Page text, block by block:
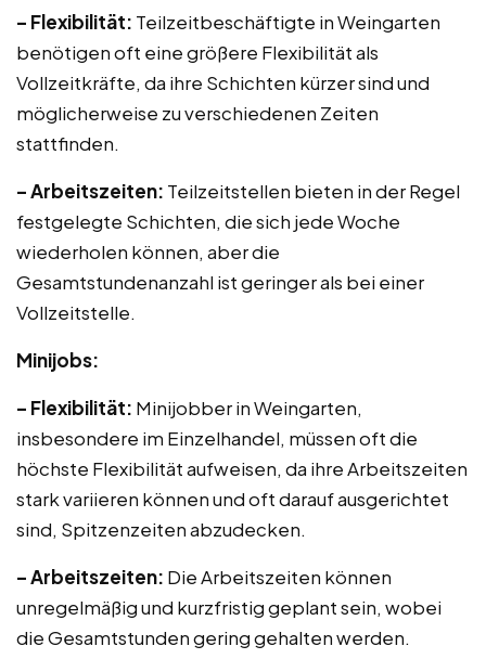
– Flexibilität: Teilzeitbeschäftigte in Weingarten
benötigen oft eine größere Flexibilität als
Vollzeitkräfte, da ihre Schichten kürzer sind und
möglicherweise zu verschiedenen Zeiten
stattfinden.
– Arbeitszeiten: Teilzeitstellen bieten in der Regel
festgelegte Schichten, die sich jede Woche
wiederholen können, aber die
Gesamtstundenanzahl ist geringer als bei einer
Vollzeitstelle.
Minijobs:
– Flexibilität: Minijobber in Weingarten,
insbesondere im Einzelhandel, müssen oft die
höchste Flexibilität aufweisen, da ihre Arbeitszeiten
stark variieren können und oft darauf ausgerichtet
sind, Spitzenzeiten abzudecken.
– Arbeitszeiten: Die Arbeitszeiten können
unregelmäßig und kurzfristig geplant sein, wobei
die Gesamtstunden gering gehalten werden.